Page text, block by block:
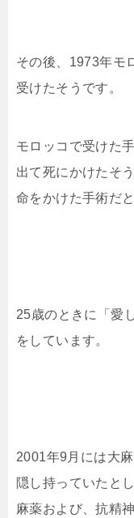
その後、1973年モ
受けたそうです。
モロッコで受けた
出て死にかけたそ
命をかけた手術だ
25歳のときに「愛
をしています。
2001年9月には大
隠し持っていたと
麻薬および、抗精